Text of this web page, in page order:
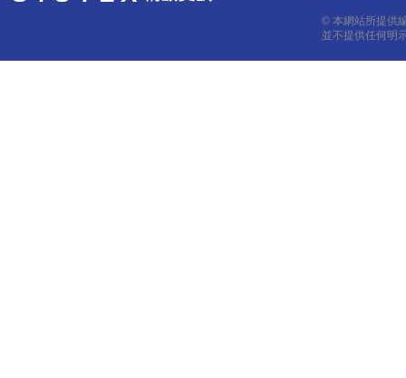
© 本網站所提供
並不提供任何明